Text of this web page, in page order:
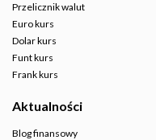
Przelicznik walut
Euro kurs
Dolar kurs
Funt kurs
Frank kurs
Aktualności
Blog finansowy